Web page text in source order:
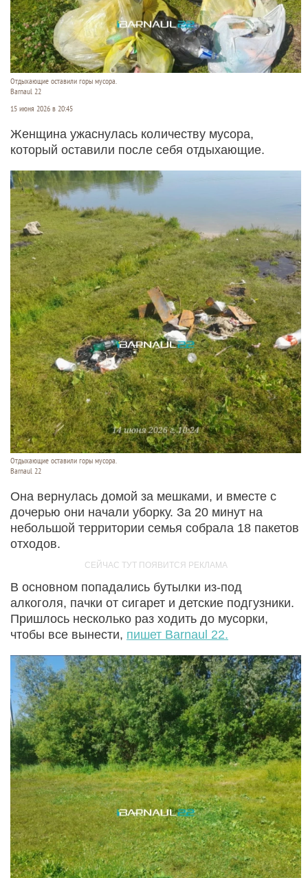
Отдыхающие оставили горы мусора.
Barnaul 22
15 июня 2026 в 20:45
Женщина ужаснулась количеству мусора,
который оставили после себя отдыхающие.
Отдыхающие оставили горы мусора.
Barnaul 22
Она вернулась домой за мешками, и вместе с
дочерью они начали уборку. За 20 минут на
небольшой территории семья собрала 18 пакетов
отходов.
В основном попадались бутылки из-под
алкоголя, пачки от сигарет и детские подгузники.
Пришлось несколько раз ходить до мусорки,
чтобы все вынести, пишет Barnaul 22.